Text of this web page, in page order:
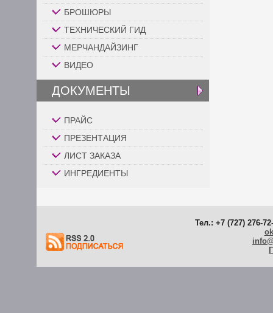
БРОШЮРЫ
ТЕХНИЧЕСКИЙ ГИД
МЕРЧАНДАЙЗИНГ
ВИДЕО
ДОКУМЕНТЫ
ПРАЙС
ПРЕЗЕНТАЦИЯ
ЛИСТ ЗАКАЗА
ИНГРЕДИЕНТЫ
Тел.: +7 (727) 276-